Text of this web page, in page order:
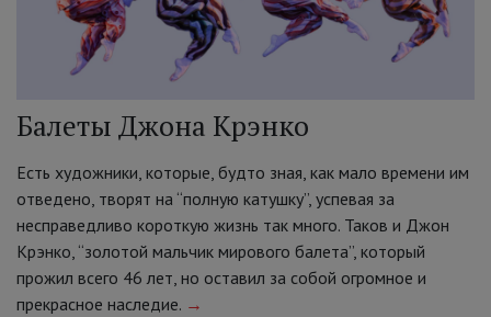
Балеты Джона Крэнко
Есть художники, которые, будто зная, как мало времени им
отведено, творят на “полную катушку”, успевая за
несправедливо короткую жизнь так много. Таков и Джон
Крэнко, “золотой мальчик мирового балета”, который
прожил всего 46 лет, но оставил за собой огромное и
прекрасное наследие. →